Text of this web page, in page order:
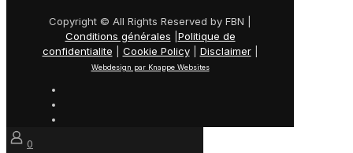
Copyright © All Rights Reserved by FBN |
Conditions générales
Politique de
confidentialite
Cookie Policy| Disclaimer|
Webdesign par Knappe Websites
0